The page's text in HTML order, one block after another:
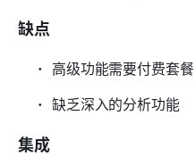
缺点
高级功能需要付费套餐
缺乏深入的分析功能
集成